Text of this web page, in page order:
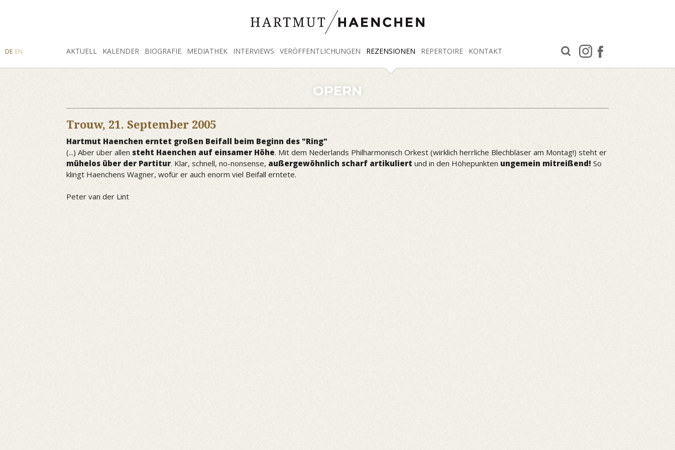
AKTUELL KALENDER BIOGRAFIE MEDIATHEK INTERVIEWS VERÖFFENTLICHUNGEN REZENSIONEN REPERTOIRE KONTAKT
FACEBOOK
INSTAGRAM
SUCHE
DE EN
OPERN
Trouw, 21. September 2005
Hartmut Haenchen erntet großen Beifall beim Beginn des "Ring"
(...) Aber über allen steht Haenchen auf einsamer Höhe. Mit dem Nederlands Philharmonisch Orkest (wirklich herrliche Blechbläser am Montag!) steht er
mühelos über der Partitur. Klar, schnell, no-nonsense, außergewöhnlich scharf artikuliert und in den Höhepunkten ungemein mitreißend! So
klingt Haenchens Wagner, wofür er auch enorm viel Beifall erntete.
Peter van der Lint